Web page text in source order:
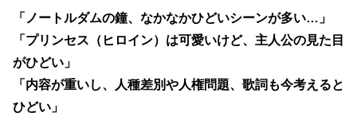
「ノートルダムの鐘、なかなかひどいシーンが多い…」
「プリンセス（ヒロイン）は可愛いけど、主人公の見た目
がひどい」
「内容が重いし、人種差別や人権問題、歌詞も今考えると
ひどい」